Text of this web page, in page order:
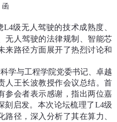
函
L4级无人驾驶的技术成熟度、
无人驾驶的法律规制、智能芯
来路径方面展开了热烈讨论和
学与工程学院党委书记、卓越
人王长波教授作会议总结。首
参会者表示感谢，指出两位嘉
刻启发。本次论坛梳理了L4级
路径，深入分析了其在算力、